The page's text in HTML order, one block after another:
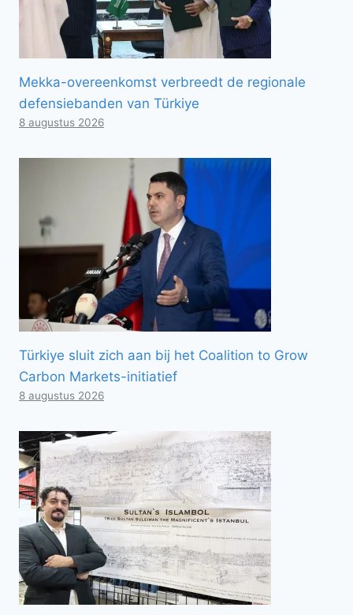
Mekka-overeenkomst verbreedt de regionale
defensiebanden van Türkiye
8 augustus 2026
Türkiye sluit zich aan bij het Coalition to Grow
Carbon Markets-initiatief
8 augustus 2026